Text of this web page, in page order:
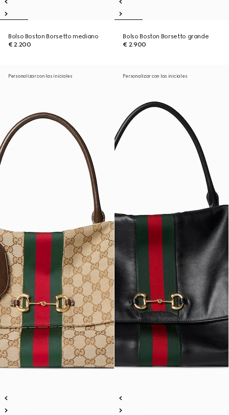
Bolso Boston Borsetto mediano
€ 2.200
Bolso Boston Borsetto grande
€ 2.900
Personalizar con las iniciales Personalizar con las iniciales